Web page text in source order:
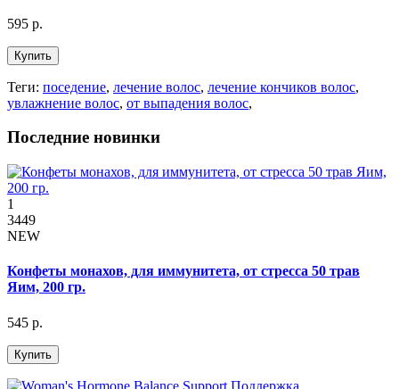
595 р.
Купить
Теги: поседение, лечение волос, лечение кончиков волос,
увлажнение волос, от выпадения волос,
Последние новинки
1
3449
NEW
Конфеты монахов, для иммунитета, от стресса 50 трав
Яим, 200 гр.
545 р.
Купить